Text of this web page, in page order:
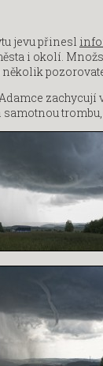
jevu přinesl
i okolí.
zachycují